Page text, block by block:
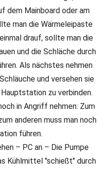
dem Mainboard oder am
man die Wärmeleipaste
drauf, sollte man die
und die Schläche durch
Als nächstes nehmen
und versehen sie
zu verbinden.
in Angriff nehmen: Zum
anderen muss man noch
führen.
– PC an – Die Pumpe
Kühlmittel "schießt" durch